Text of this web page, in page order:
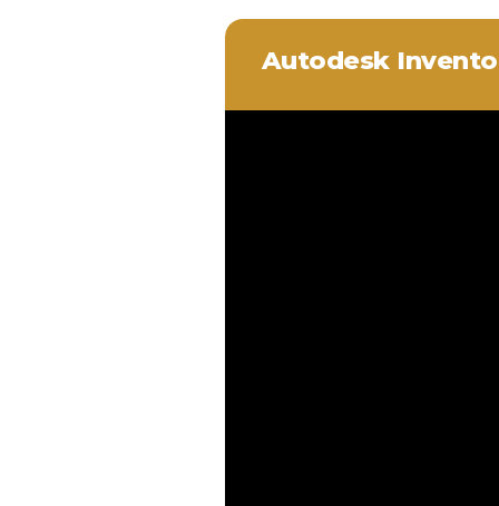
Autodesk